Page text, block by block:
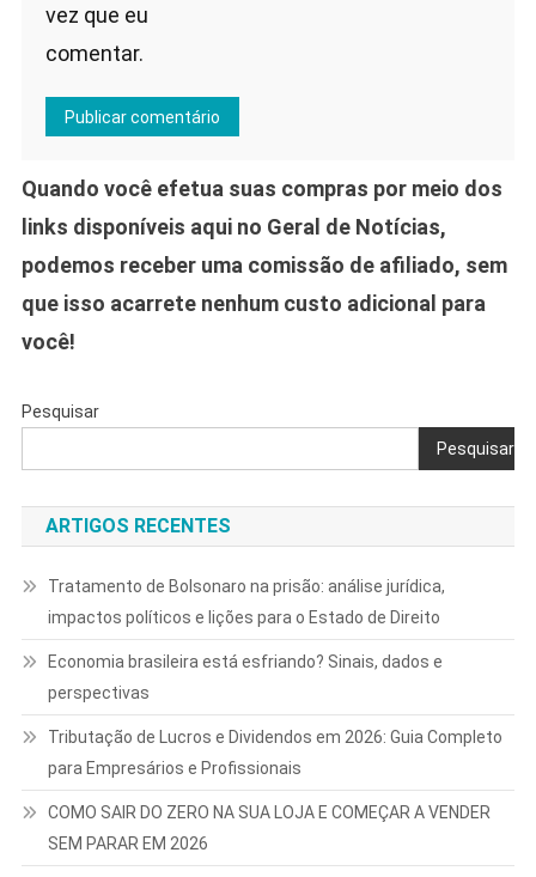
vez que eu
comentar.
Quando você efetua suas compras por meio dos
links disponíveis aqui no Geral de Notícias,
podemos receber uma comissão de afiliado, sem
que isso acarrete nenhum custo adicional para
você!
Pesquisar
Pesquisar
ARTIGOS RECENTES
Tratamento de Bolsonaro na prisão: análise jurídica,
impactos políticos e lições para o Estado de Direito
Economia brasileira está esfriando? Sinais, dados e
perspectivas
Tributação de Lucros e Dividendos em 2026: Guia Completo
para Empresários e Profissionais
COMO SAIR DO ZERO NA SUA LOJA E COMEÇAR A VENDER
SEM PARAR EM 2026